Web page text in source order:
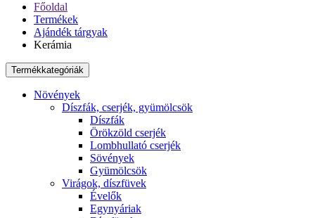
Főoldal
Termékek
Ajándék tárgyak
Kerámia
Termékkategóriák
Növények
Díszfák, cserjék, gyümölcsök
Díszfák
Örökzöld cserjék
Lombhullató cserjék
Sövények
Gyümölcsök
Virágok, díszfüvek
Évelők
Egynyáriak